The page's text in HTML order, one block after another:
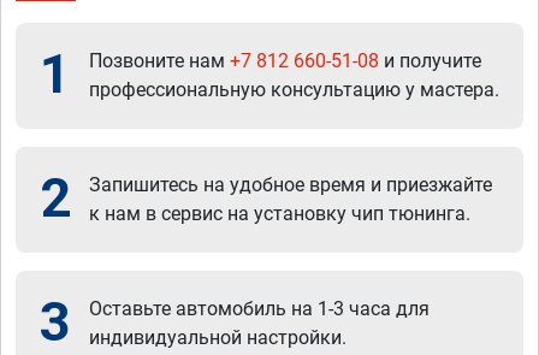
1 Позвоните нам +7 812 660-51-08 и получите
профессиональную консультацию у мастера.
2
Запишитесь на удобное время и приезжайте
к нам в сервис на установку чип тюнинга.
3
Оставьте автомобиль на 1-3 часа для
индивидуальной настройки.